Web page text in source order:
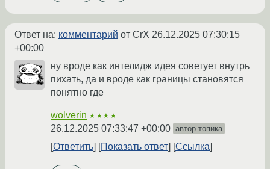
Ответ на: комментарий от CrX 26.12.2025 07:30:15
+00:00
ну вроде как интелидж идея советует внутрь
пихать, да и вроде как границы становятся
понятно где
wolverin ★★★★
26.12.2025 07:33:47 +00:00 автор топика
Ответить Показать ответ Ссылка